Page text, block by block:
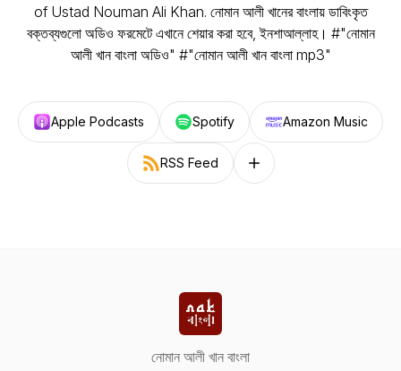
of Ustad Nouman Ali Khan. নোমান আলী খানের বাংলায় ডাবিংকৃত
বক্তব্যগুলো অডিও ফরমেটে এখানে শেয়ার করা হবে, ইনশাআল্লাহ। #"নোমান
আলী খান বাংলা অডিও" #"নোমান আলী খান বাংলা mp3"
Apple Podcasts Spotify Amazon Music
RSS Feed Follow on other platforms
নোমান আলী খান বাংলা